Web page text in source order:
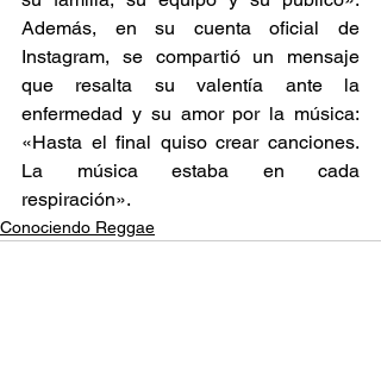
Además, en su cuenta oficial de
Instagram, se compartió un mensaje
que resalta su valentía ante la
enfermedad y su amor por la música:
«Hasta el final quiso crear canciones.
La música estaba en cada
respiración».
Conociendo Reggae